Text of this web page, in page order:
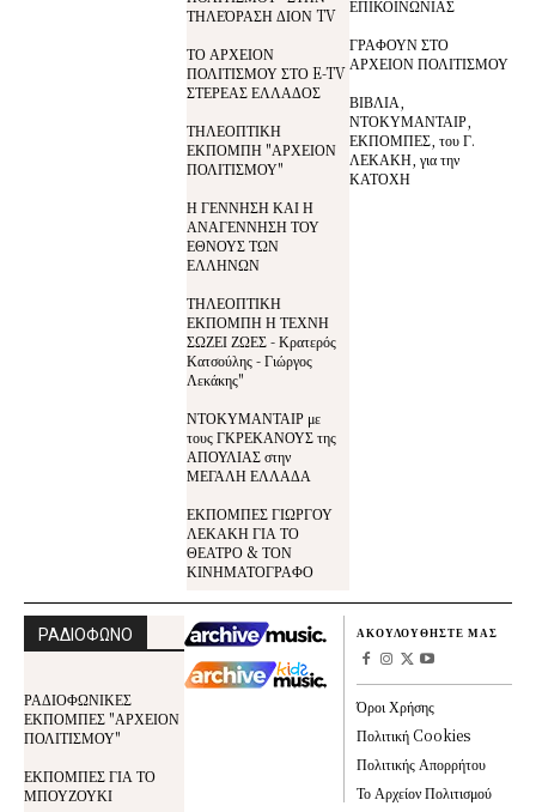
ΤΗΛΕΌΡΑΣΗ ΔΙΟΝ TV
ΤΟ ΑΡΧΕΙΟΝ
ΠΟΛΙΤΙΣΜΟΥ ΣΤΟ E-TV
ΣΤΕΡΕΑΣ ΕΛΛΑΔΟΣ
ΤΗΛΕΟΠΤΙΚΗ
ΕΚΠΟΜΠΗ "ΑΡΧΕΙΟΝ
ΠΟΛΙΤΙΣΜΟΥ"
Η ΓΕΝΝΗΣΗ ΚΑΙ Η
ΑΝΑΓΕΝΝΗΣΗ ΤΟΥ
ΕΘΝΟΥΣ ΤΩΝ
ΕΛΛΗΝΩΝ
ΤΗΛΕΟΠΤΙΚΗ
ΕΚΠΟΜΠΗ Η ΤΕΧΝΗ
ΣΩΖΕΙ ΖΩΕΣ - Κρατερός
Κατσούλης - Γιώργος
Λεκάκης"
ΝΤΟΚΥΜΑΝΤΑΙΡ με
τους ΓΚΡΕΚΑΝΟΥΣ της
ΑΠΟΥΛΙΑΣ στην
ΜΕΓΑΛΗ ΕΛΛΑΔΑ
ΕΚΠΟΜΠΕΣ ΓΙΩΡΓΟΥ
ΛΕΚΑΚΗ ΓΙΑ ΤΟ
ΘΕΑΤΡΟ & ΤΟΝ
ΚΙΝΗΜΑΤΟΓΡΑΦΟ
ΕΠΙΚΟΙΝΩΝΙΑΣ
ΓΡΑΦΟΥΝ ΣΤΟ
ΑΡΧΕΙΟΝ ΠΟΛΙΤΙΣΜΟΥ
ΒΙΒΛΙΑ,
ΝΤΟΚΥΜΑΝΤΑΙΡ,
ΕΚΠΟΜΠΕΣ, του Γ.
ΛΕΚΑΚΗ, για την
ΚΑΤΟΧΗ
ΡΑΔΙΟΦΩΝΟ
ΡΑΔΙΟΦΩΝΙΚΕΣ
ΕΚΠΟΜΠΕΣ "ΑΡΧΕΙΟΝ
ΠΟΛΙΤΙΣΜΟΥ"
ΕΚΠΟΜΠΕΣ ΓΙΑ ΤΟ
ΜΠΟΥΖΟΥΚΙ
ΑΚΟΥΛΟΥΘΗΣΤΕ ΜΑΣ
Όροι Χρήσης
Πολιτική Cookies
Πολιτικής Απορρήτου
Το Αρχείον Πολιτισμού